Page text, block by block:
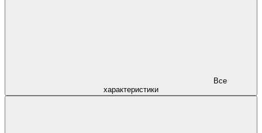
характеристики